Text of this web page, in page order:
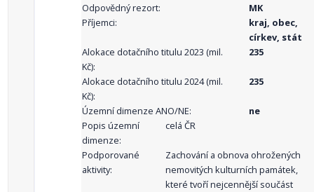
Odpovědný rezort:
MK
Příjemci:
kraj, obec,
církev, stát
Alokace dotačního titulu 2023 (mil.
Kč):
235
Alokace dotačního titulu 2024 (mil.
Kč):
235
Územní dimenze ANO/NE:
ne
Popis územní
dimenze:
celá ČR
Podporované
aktivity:
Zachování a obnova ohrožených
nemovitých kulturních památek,
které tvoří nejcennější součást